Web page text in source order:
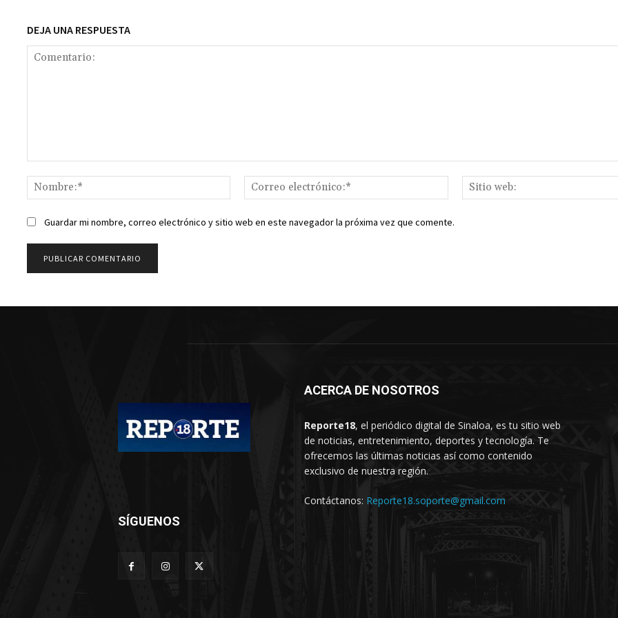
DEJA UNA RESPUESTA
Nombre:*
Correo
electrónico:*
Guardar mi nombre, correo electrónico y sitio web en este navegador la próxima vez que comente.
ACERCA DE NOSOTROS
Reporte18, el periódico digital de Sinaloa, es tu sitio web
de noticias, entretenimiento, deportes y tecnología. Te
ofrecemos las últimas noticias así como contenido
exclusivo de nuestra región.
Contáctanos: Reporte18.soporte@gmail.com
SÍGUENOS